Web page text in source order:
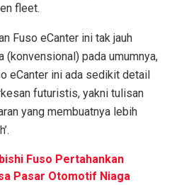
fleet.
Fuso eCanter ini tak jauh
pada umumnya,
eCanter ini ada sedikit detail
futuristis, yakni tulisan
yang membuatnya lebih
Fuso Pertahankan
Pasar Otomotif Niaga